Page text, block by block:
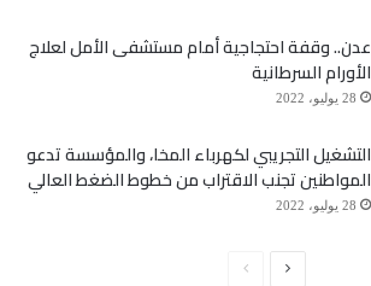
عدن.. وقفة احتجاجية أمام مستشفى الأمل لعلاج
الأورام السرطانية
28 يوليو، 2022
التشغيل التجريبي لكهرباء المخا، والمؤسسة تدعو
المواطنين تجنب الاقتراب من خطوط الضغط العالي
28 يوليو، 2022
الصفحةالصفحة